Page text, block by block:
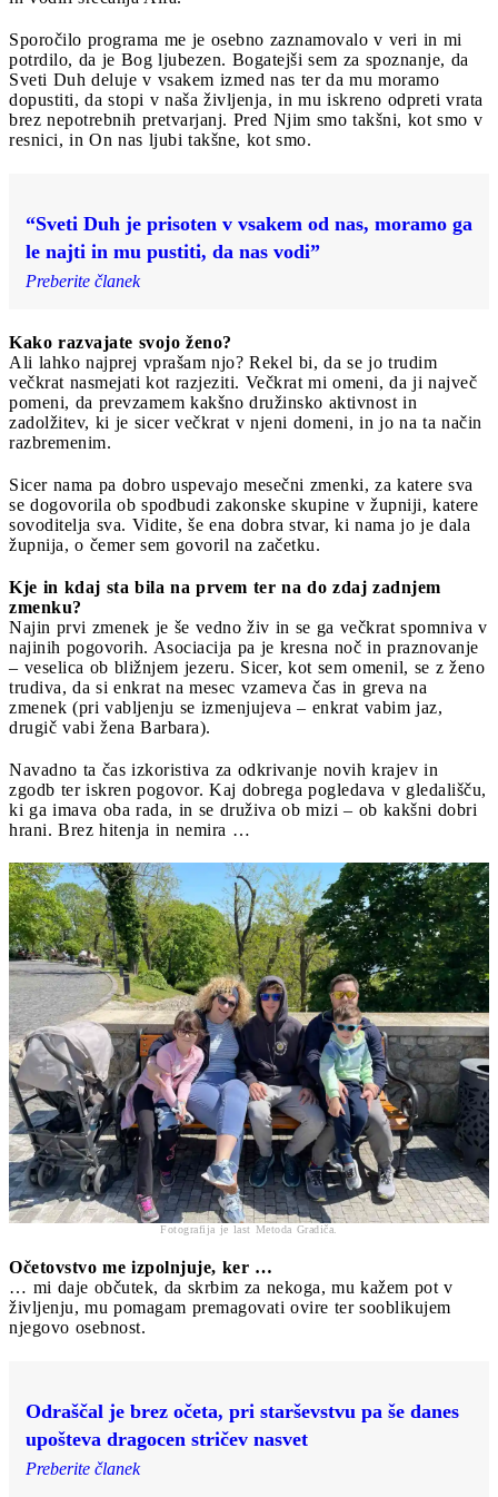
Sporočilo programa me je osebno zaznamovalo v veri in mi
potrdilo, da je Bog ljubezen. Bogatejši sem za spoznanje, da
Sveti Duh deluje v vsakem izmed nas ter da mu moramo
dopustiti, da stopi v naša življenja, in mu iskreno odpreti vrata
brez nepotrebnih pretvarjanj. Pred Njim smo takšni, kot smo v
resnici, in On nas ljubi takšne, kot smo.
“Sveti Duh je prisoten v vsakem od nas, moramo ga
le najti in mu pustiti, da nas vodi”
Preberite članek
Kako razvajate svojo ženo?
Ali lahko najprej vprašam njo? Rekel bi, da se jo trudim
večkrat nasmejati kot razjeziti. Večkrat mi omeni, da ji največ
pomeni, da prevzamem kakšno družinsko aktivnost in
zadolžitev, ki je sicer večkrat v njeni domeni, in jo na ta način
razbremenim.
Sicer nama pa dobro uspevajo mesečni zmenki, za katere sva
se dogovorila ob spodbudi zakonske skupine v župniji, katere
sovoditelja sva. Vidite, še ena dobra stvar, ki nama jo je dala
župnija, o čemer sem govoril na začetku.
Kje in kdaj sta bila na prvem ter na do zdaj zadnjem
zmenku?
Najin prvi zmenek je še vedno živ in se ga večkrat spomniva v
najinih pogovorih. Asociacija pa je kresna noč in praznovanje
– veselica ob bližnjem jezeru. Sicer, kot sem omenil, se z ženo
trudiva, da si enkrat na mesec vzameva čas in greva na
zmenek (pri vabljenju se izmenjujeva – enkrat vabim jaz,
drugič vabi žena Barbara).
Navadno ta čas izkoristiva za odkrivanje novih krajev in
zgodb ter iskren pogovor. Kaj dobrega pogledava v gledališču,
ki ga imava oba rada, in se druživa ob mizi – ob kakšni dobri
hrani. Brez hitenja in nemira …
Fotografija je last Metoda Gradiča.
Očetovstvo me izpolnjuje, ker …
… mi daje občutek, da skrbim za nekoga, mu kažem pot v
življenju, mu pomagam premagovati ovire ter sooblikujem
njegovo osebnost.
Odraščal je brez očeta, pri starševstvu pa še danes
upošteva dragocen stričev nasvet
Preberite članek